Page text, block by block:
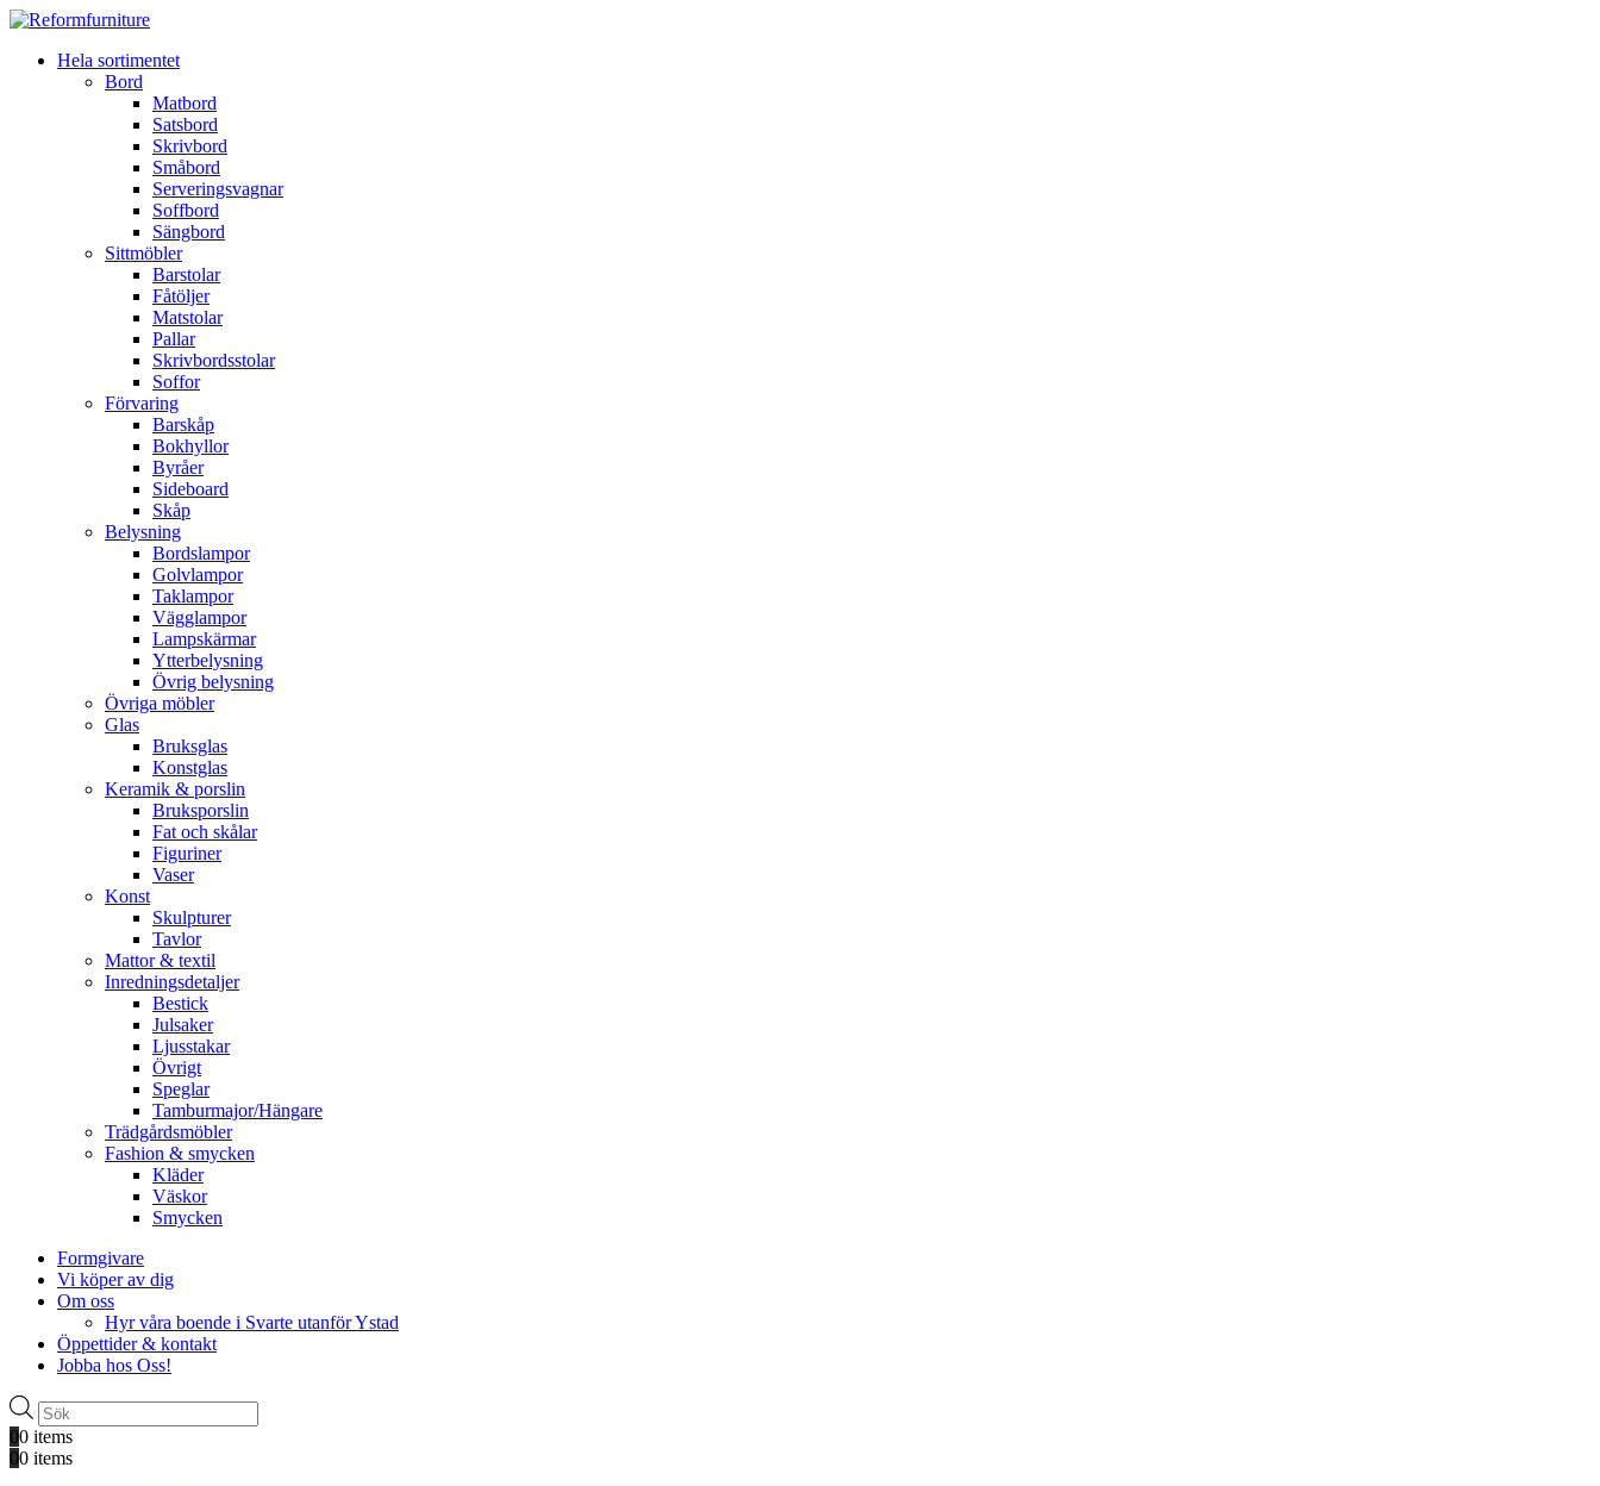
Hela sortimentet
Bord
Matbord
Satsbord
Skrivbord
Småbord
Serveringsvagnar
Soffbord
Sängbord
Sittmöbler
Barstolar
Fåtöljer
Matstolar
Pallar
Skrivbordsstolar
Soffor
Förvaring
Barskåp
Bokhyllor
Byråer
Sideboard
Skåp
Belysning
Bordslampor
Golvlampor
Taklampor
Vägglampor
Lampskärmar
Ytterbelysning
Övrig belysning
Övriga möbler
Glas
Bruksglas
Konstglas
Keramik & porslin
Bruksporslin
Fat och skålar
Figuriner
Vaser
Konst
Skulpturer
Tavlor
Mattor & textil
Inredningsdetaljer
Bestick
Julsaker
Ljusstakar
Övrigt
Speglar
Tamburmajor/Hängare
Trädgårdsmöbler
Fashion & smycken
Kläder
Väskor
Smycken
Formgivare
Vi köper av dig
Om oss
Hyr våra boende i Svarte utanför Ystad
Öppettider & kontakt
Jobba hos Oss!
Produktsökning
00 items
00 items